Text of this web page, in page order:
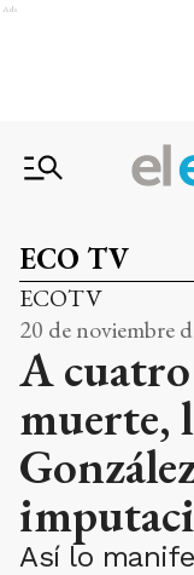
Ads
ECO TV
ECOTV
20 de noviembre
A cuatro
muerte,
Así lo